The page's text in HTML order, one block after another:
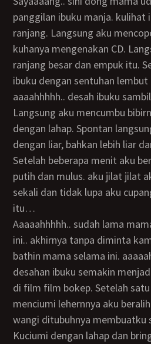
panggilan ibuku manja. kulihat
ranjang. Langsung aku
kuhanya mengenakan CD.
ranjang besar dan empuk itu.
ibuku dengan sentuhan lembut
aaaahhhhh.. desah ibuku
Langsung aku mencumbu bibirnya yang merah
dengan lahap. Spontan
dengan liar, bahkan lebih liar
Setelah beberapa menit aku
putih dan mulus. aku jilat jilat
sekali dan tidak lupa aku
itu…
aaaaahhhhh.. sudah lama mama pengen merasakan
ini.. akhirnya tanpa diminta
bathin mama selama ini.
desahan ibuku semakin
di film film bokep. Setelah
menciumi lehernnya aku
wangi ditubuhnya membuatku
Kuciumi dengan lahap dan bringas dadanya sambil